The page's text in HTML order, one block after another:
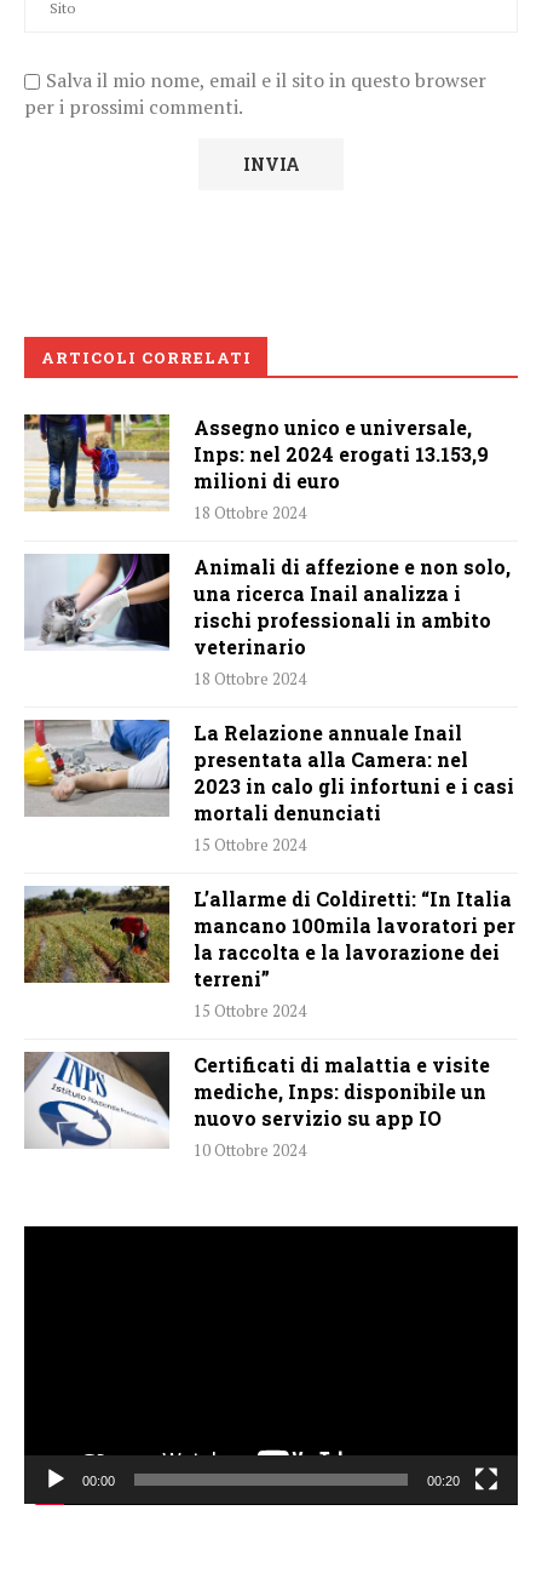
Salva il mio nome, email e il sito in questo browser
per i prossimi commenti.
ARTICOLI CORRELATI
Assegno unico e universale,
Inps: nel 2024 erogati 13.153,9
milioni di euro
18 Ottobre 2024
Animali di affezione e non solo,
una ricerca Inail analizza i
rischi professionali in ambito
veterinario
18 Ottobre 2024
La Relazione annuale Inail
presentata alla Camera: nel
2023 in calo gli infortuni e i casi
mortali denunciati
15 Ottobre 2024
L’allarme di Coldiretti: “In Italia
mancano 100mila lavoratori per
la raccolta e la lavorazione dei
terreni”
15 Ottobre 2024
Certificati di malattia e visite
mediche, Inps: disponibile un
nuovo servizio su app IO
10 Ottobre 2024
00:00 00:20